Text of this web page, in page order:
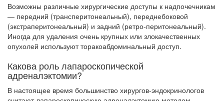
Возможны различные хирургические доступы к надпочечникам
— передний (трансперитонеальный), переднебоковой
(экстраперитонеальный) и задний (ретро-перитонеальный).
Иногда для удаления очень крупных или злокачественных
опухо­лей используют торакоабдоминальный доступ.
Какова роль лапароскопической
адреналэктомии?
В настоящее время большинство хирургов-эндокринологов